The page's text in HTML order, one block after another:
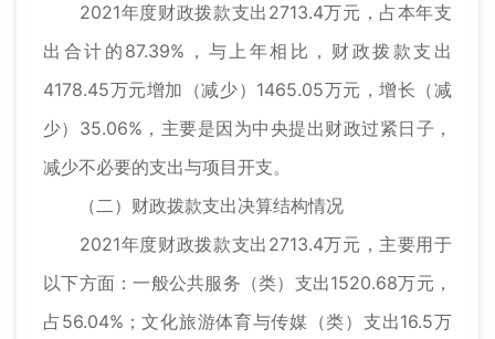
2021年度财政拨款支出2713.4万元，占本年支
出合计的87.39%，与上年相比，财政拨款支出
4178.45万元增加（减少）1465.05万元，增长（减
少）35.06%，主要是因为中央提出财政过紧日子，
减少不必要的支出与项目开支。
（二）财政拨款支出决算结构情况
2021年度财政拨款支出2713.4万元，主要用于
以下方面：一般公共服务（类）支出1520.68万元，
占56.04%；文化旅游体育与传媒（类）支出16.5万